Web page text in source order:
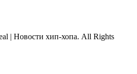
| Новости хип-хопа. All Rights